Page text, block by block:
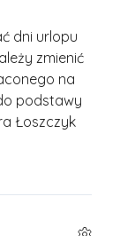
dni urlopu
zmienić
na
podstawy
Łoszczyk